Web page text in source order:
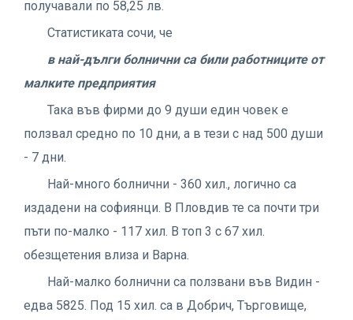
получавали по 58,25 лв.
Статистиката сочи, че
в най-дълги болнични са били работниците от
малките предприятия
Така във фирми до 9 души един човек е
ползвал средно по 10 дни, а в тези с над 500 души
- 7 дни.
Най-много болнични - 360 хил., логично са
издадени на софиянци. В Пловдив те са почти три
пъти по-малко - 117 хил. В топ 3 с 67 хил.
обезщетения влиза и Варна.
Най-малко болнични са ползвани във Видин -
едва 5825. Под 15 хил. са в Добрич, Търговище,